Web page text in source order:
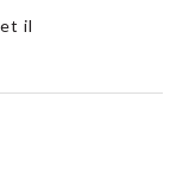
il